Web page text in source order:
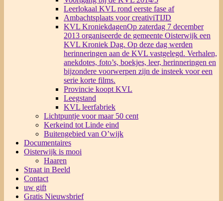
Leerlokaal KVL rond eerste fase af
Ambachtsplaats voor creativiTIJD
KVL KroniekdagenOp zaterdag 7 december
2013 organiseerde de gemeente Oisterwijk een
KVL Kroniek Dag. Op deze dag werden
herinneringen aan de KVL vastgelegd. Verhalen,
anekdotes, foto’s, boekjes, leer, herinneringen en
bijzondere voorwerpen zijn de insteek voor een
serie korte films.
Provincie koopt KVL
Leegstand
KVL leerfabriek
Lichtpuntje voor maar 50 cent
Kerkeind tot Linde eind
Buitengebied van O’wijk
Documentaires
Oisterwijk is mooi
Haaren
Straat in Beeld
Contact
uw gift
Gratis Nieuwsbrief